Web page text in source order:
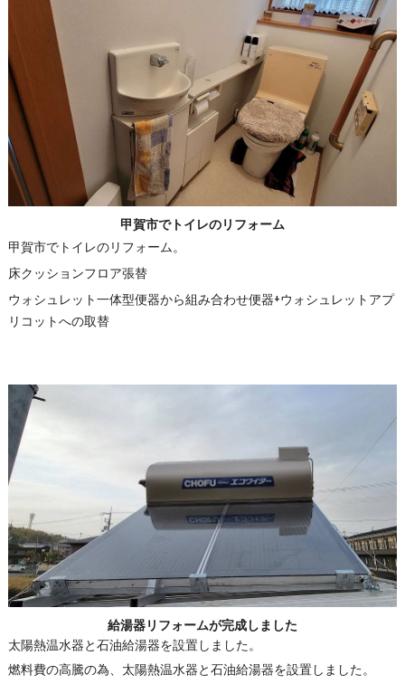
甲賀市でトイレのリフォーム
甲賀市でトイレのリフォーム。
床クッションフロア張替
ウォシュレット一体型便器から組み合わせ便器+ウォシュレットアプ
リコットへの取替
給湯器リフォームが完成しました
太陽熱温水器と石油給湯器を設置しました。
燃料費の高騰の為、太陽熱温水器と石油給湯器を設置しました。